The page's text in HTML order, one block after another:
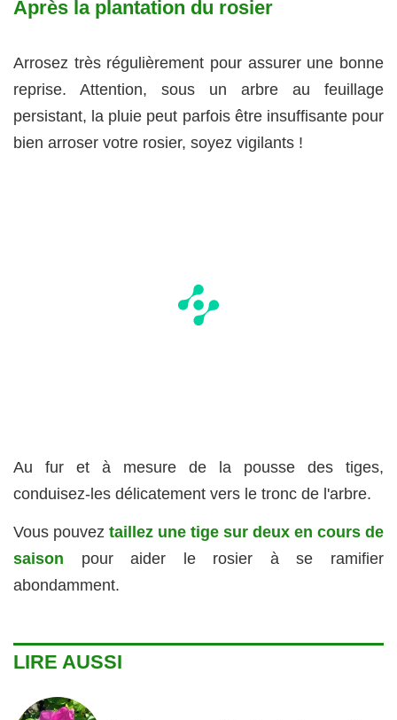
Après la plantation du rosier
Arrosez très régulièrement pour assurer une bonne
reprise. Attention, sous un arbre au feuillage
persistant, la pluie peut parfois être insuffisante pour
bien arroser votre rosier, soyez vigilants !
Au fur et à mesure de la pousse des tiges,
conduisez-les délicatement vers le tronc de l'arbre.
Vous pouvez taillez une tige sur deux en cours de
saison pour aider le rosier à se ramifier
abondamment.
LIRE AUSSI